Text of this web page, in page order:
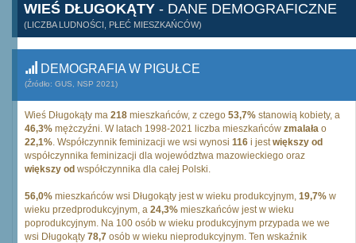
WIEŚ DŁUGOKĄTY - DANE DEMOGRAFICZNE
(LICZBA LUDNOŚCI, PŁEĆ MIESZKAŃCÓW)
DEMOGRAFIA W PIGUŁCE
(Źródło: GUS, NSP 2021)
Wieś Długokąty ma 218 mieszkańców, z czego 53,7% stanowią kobiety, a
46,3% mężczyźni. W latach 1998-2021 liczba mieszkańców zmalała o
22,1%. Współczynnik feminizacji we wsi wynosi 116 i jestwiększy od
współczynnika feminizacji dla województwa mazowieckiego oraz
większy od współczynnika dla całej Polski.
56,0% mieszkańców wsi Długokąty jest w wieku produkcyjnym, 19,7% w
wieku przedprodukcyjnym, a 24,3% mieszkańców jest w wieku
poprodukcyjnym. Na 100 osób w wieku produkcyjnym przypada we we
wsi Długokąty 78,7 osób w wieku nieprodukcyjnym. Ten wskaźnik